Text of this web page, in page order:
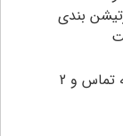
دارای 22 حافظه (10 حافظه پیامک، 10 حافظه تماس و 2